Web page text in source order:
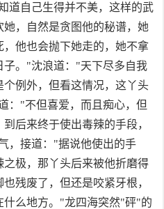
道自己生得并不美，这样的武
，自然是贪图他的秘谱，她
他也会抛下她走的，她不拿
子。"沈浪道："天下尽多自我
例外，但看这情况，这丫头
："不但喜爱，而且痴心，但
后来终于使出毒辣的手段，
，接道："据说他使出的手
极，那丫头后来被他折磨得
残废了，但还是咬紧牙根，
么地方。"龙四海突然"砰"的